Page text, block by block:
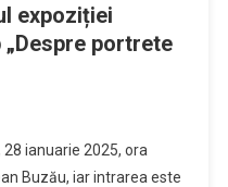
expoziției
portrete
ianuarie 2025, ora
Buzău, iar intrarea este